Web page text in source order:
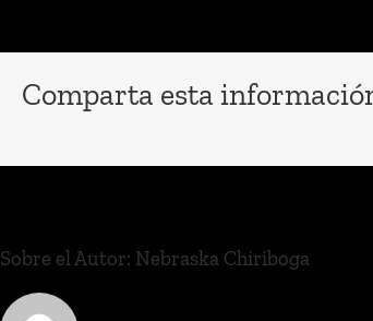
Comparta esta
Sobre el Autor: Nebraska Chiriboga